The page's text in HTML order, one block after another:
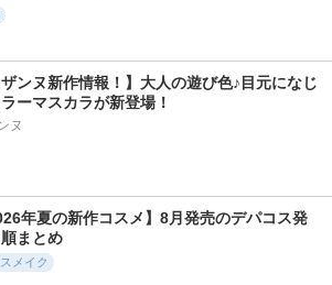
ザンヌ新作情報！】大人の遊び色♪目元になじ
ーマスカラが新登場！
ヌ
年夏の新作コスメ】8月発売のデパコス発
まとめ
メイク